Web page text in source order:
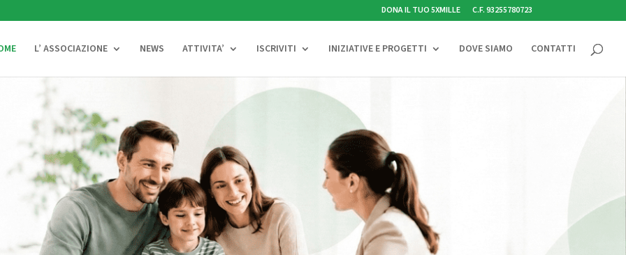
DONA IL TUO 5XMILLE C.F. 93255780723
L’ ASSOCIAZIONE NEWS ATTIVITA’ ISCRIVITI INIZIATIVE E PROGETTI DOVE SIAMO CONTATTI